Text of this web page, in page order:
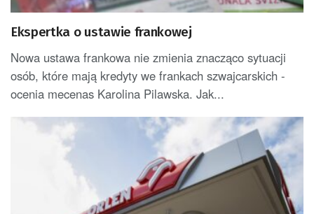
Ekspertka o ustawie frankowej
Nowa ustawa frankowa nie zmienia znacząco sytuacji
osób, które mają kredyty we frankach szwajcarskich -
ocenia mecenas Karolina Pilawska. Jak...